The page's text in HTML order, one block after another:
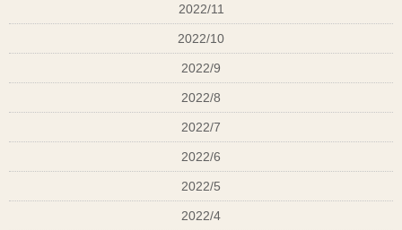
2022/11
2022/10
2022/9
2022/8
2022/7
2022/6
2022/5
2022/4